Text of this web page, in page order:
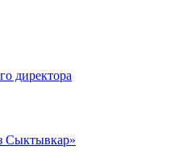
директора